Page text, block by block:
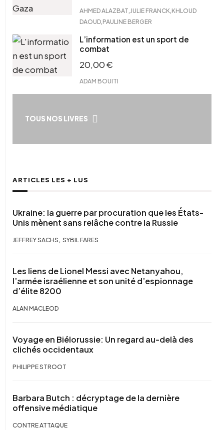
AHMED ALAZBAT JULIE FRANCK KHLOUD
DAOUD PAULINE BERGER
L’information est un sport de
combat
20,00€
ADAM BOUITI
TOUS NOS LIVRES
ARTICLES LES + LUS
Ukraine: la guerre par procuration que les États-
Unis mènent sans relâche contre la Russie
JEFFREY SACHS , SYBIL FARES
Les liens de Lionel Messi avec Netanyahou,
l’armée israélienne et son unité d’espionnage
d’élite 8200
ALAN MACLEOD
Voyage en Biélorussie: Un regard au-delà des
clichés occidentaux
PHILIPPE STROOT
Barbara Butch : décryptage de la dernière
offensive médiatique
CONTRE ATTAQUE